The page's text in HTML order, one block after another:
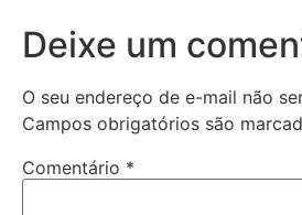
Deixe um
O seu endereço de e-mail não
Campos obrigatórios são
Comentário *